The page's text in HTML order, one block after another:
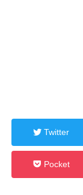
Twitter
Pocket